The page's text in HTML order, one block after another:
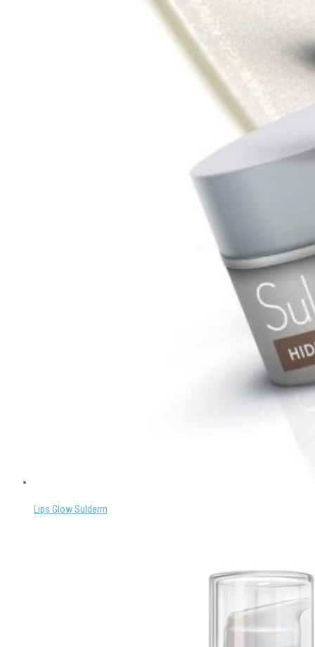
Lips Glow Sulderm